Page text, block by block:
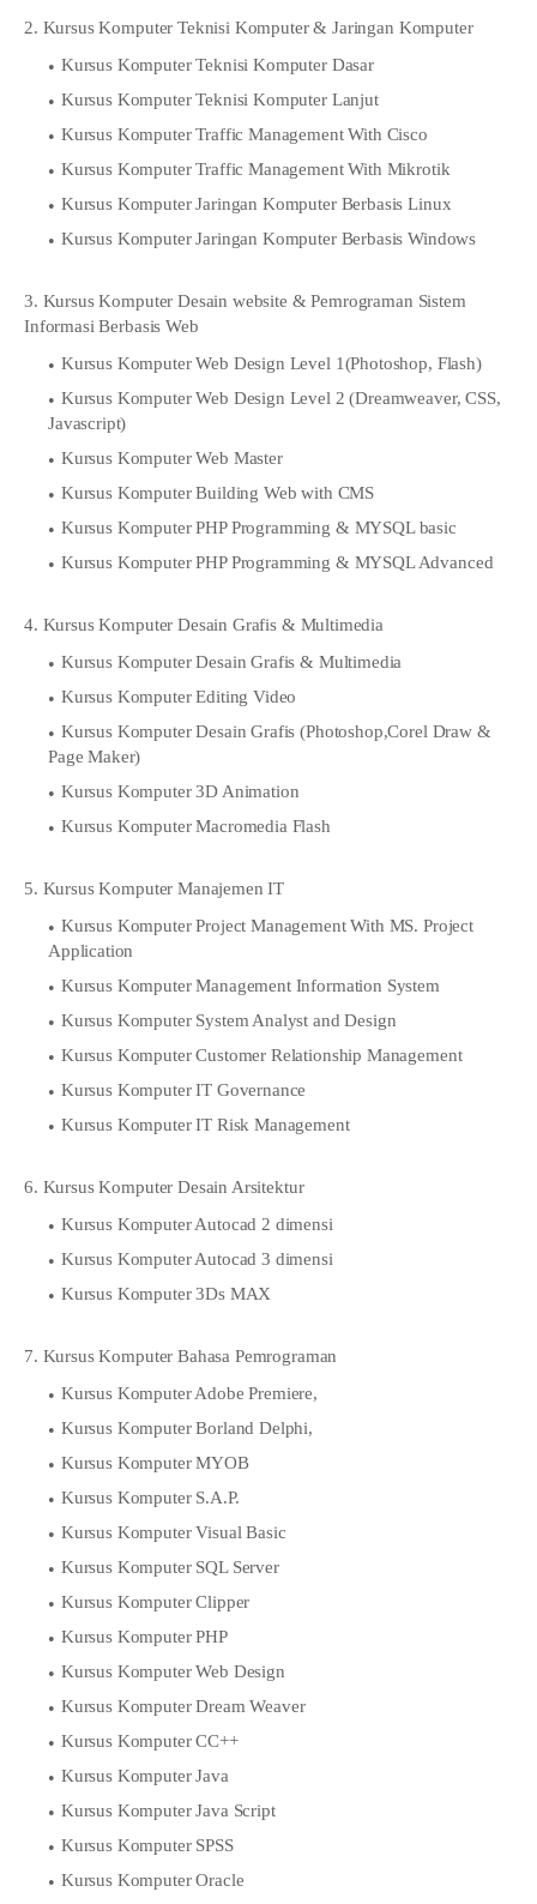
2. Kursus Komputer Teknisi Komputer & Jaringan Komputer
Kursus Komputer Teknisi Komputer Dasar
Kursus Komputer Teknisi Komputer Lanjut
Kursus Komputer Traffic Management With Cisco
Kursus Komputer Traffic Management With Mikrotik
Kursus Komputer Jaringan Komputer Berbasis Linux
Kursus Komputer Jaringan Komputer Berbasis Windows
3. Kursus Komputer Desain website & Pemrograman Sistem
Informasi Berbasis Web
Kursus Komputer Web Design Level 1(Photoshop, Flash)
Kursus Komputer Web Design Level 2 (Dreamweaver, CSS,
Javascript)
Kursus Komputer Web Master
Kursus Komputer Building Web with CMS
Kursus Komputer PHP Programming & MYSQL basic
Kursus Komputer PHP Programming & MYSQL Advanced
4. Kursus Komputer Desain Grafis & Multimedia
Kursus Komputer Desain Grafis & Multimedia
Kursus Komputer Editing Video
Kursus Komputer Desain Grafis (Photoshop,Corel Draw &
Page Maker)
Kursus Komputer 3D Animation
Kursus Komputer Macromedia Flash
5. Kursus Komputer Manajemen IT
Kursus Komputer Project Management With MS. Project
Application
Kursus Komputer Management Information System
Kursus Komputer System Analyst and Design
Kursus Komputer Customer Relationship Management
Kursus Komputer IT Governance
Kursus Komputer IT Risk Management
6. Kursus Komputer Desain Arsitektur
Kursus Komputer Autocad 2 dimensi
Kursus Komputer Autocad 3 dimensi
Kursus Komputer 3Ds MAX
7. Kursus Komputer Bahasa Pemrograman
Kursus Komputer Adobe Premiere,
Kursus Komputer Borland Delphi,
Kursus Komputer MYOB
Kursus Komputer S.A.P.
Kursus Komputer Visual Basic
Kursus Komputer SQL Server
Kursus Komputer Clipper
Kursus Komputer PHP
Kursus Komputer Web Design
Kursus Komputer Dream Weaver
Kursus Komputer CC++
Kursus Komputer Java
Kursus Komputer Java Script
Kursus Komputer SPSS
Kursus Komputer Oracle